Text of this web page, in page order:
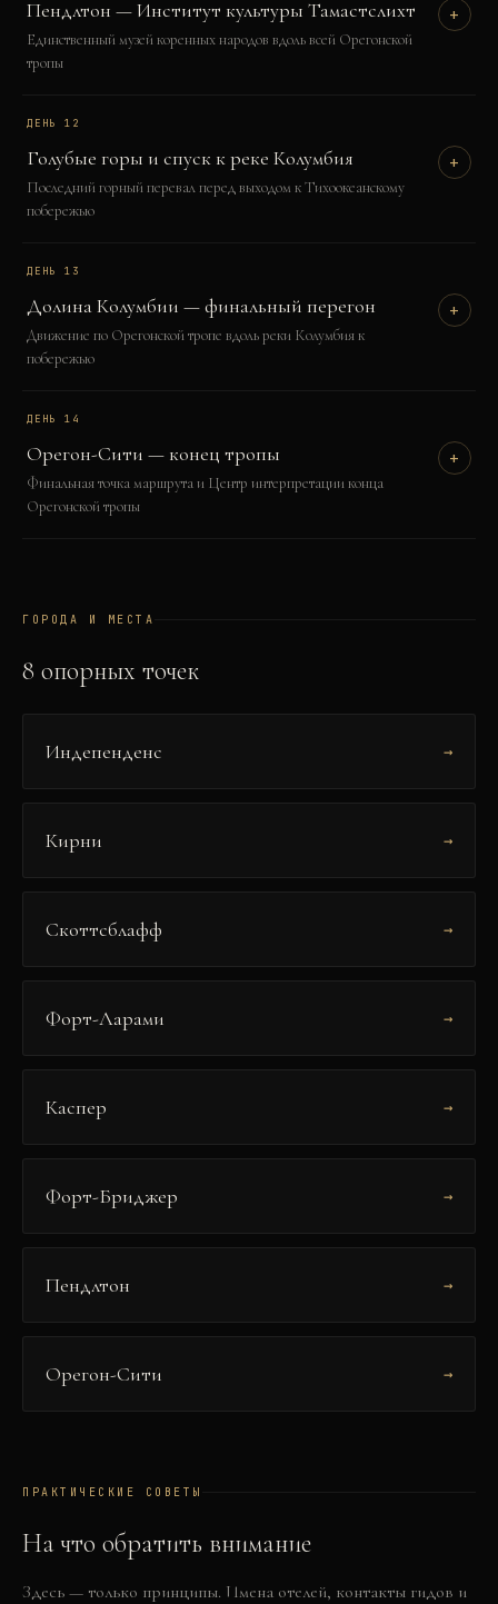
Пендлтон — Институт культуры Тамастслихт
Единственный музей коренных народов вдоль всей Орегонской
тропы
+
ДЕНЬ 12
Голубые горы и спуск к реке Колумбия
Последний горный перевал перед выходом к Тихоокеанскому
побережью
+
ДЕНЬ 13
Долина Колумбии — финальный перегон
Движение по Орегонской тропе вдоль реки Колумбия к
побережью
+
ДЕНЬ 14
Орегон-Сити — конец тропы
Финальная точка маршрута и Центр интерпретации конца
Орегонской тропы
+
ГОРОДА И МЕСТА
8 опорных точек
Индепенденс →
Кирни →
Скоттсблафф →
Форт-Ларами →
Каспер →
Форт-Бриджер →
Пендлтон →
Орегон-Сити →
ПРАКТИЧЕСКИЕ СОВЕТЫ
На что обратить внимание
Здесь — только принципы. Имена отелей, контакты гидов и